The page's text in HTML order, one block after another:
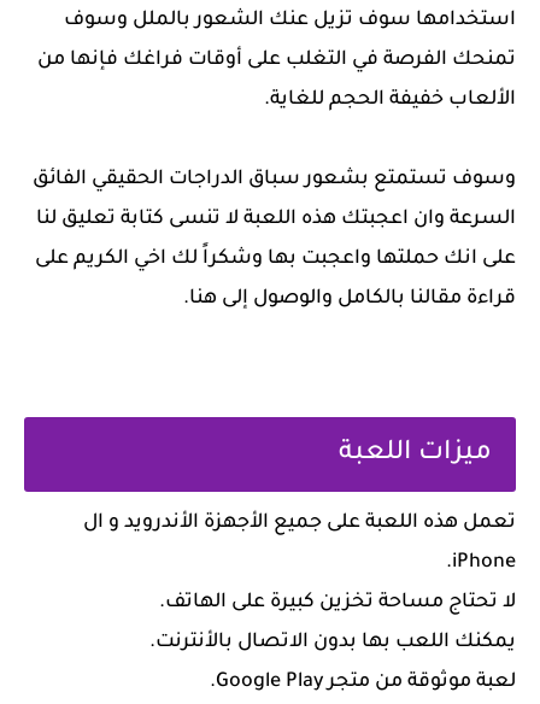
استخدامها سوف تزيل عنك الشعور بالملل وسوف
تمنحك الفرصة في التغلب على أوقات فراغك فإنها من
الألعاب خفيفة الحجم للغاية.
وسوف تستمتع بشعور سباق الدراجات الحقيقي الفائق
السرعة وان اعجبتك هذه اللعبة لا تنسى كتابة تعليق لنا
على انك حملتها واعجبت بها وشكراً لك اخي الكريم على
قراءة مقالنا بالكامل والوصول إلى هنا.
ميزات اللعبة
‏تعمل هذه اللعبة على جميع الأجهزة الأندرويد و ال
iPhone.
‏لا تحتاج مساحة تخزين كبيرة على الهاتف.
‏يمكنك اللعب بها بدون الاتصال بالأنترنت.
‏لعبة موثوقة من متجر Google Play.